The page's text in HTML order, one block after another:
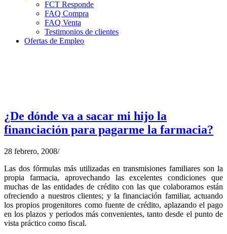
FCT Responde
FAQ Compra
FAQ Venta
Testimonios de clientes
Ofertas de Empleo
¿De dónde va a sacar mi hijo la
financiación para pagarme la farmacia?
28 febrero, 2008/
Las dos fórmulas más utilizadas en transmisiones familiares son la
propia farmacia, aprovechando las excelentes condiciones que
muchas de las entidades de crédito con las que colaboramos están
ofreciendo a nuestros clientes; y la financiación familiar, actuando
los propios progenitores como fuente de crédito, aplazando el pago
en los plazos y periodos más convenientes, tanto desde el punto de
vista práctico como fiscal.